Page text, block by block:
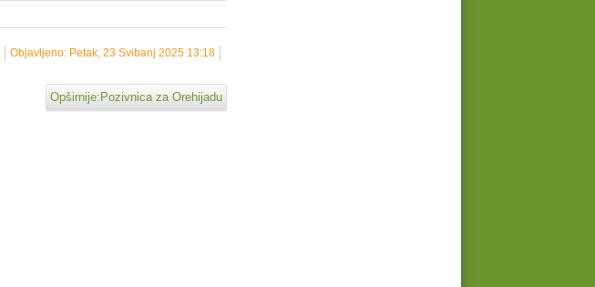
Objavljeno: Petak, 23 Svibanj 2025 13:18
Opširnije:Pozivnica za Orehijadu